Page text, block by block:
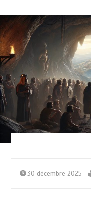
30 décembre 2025